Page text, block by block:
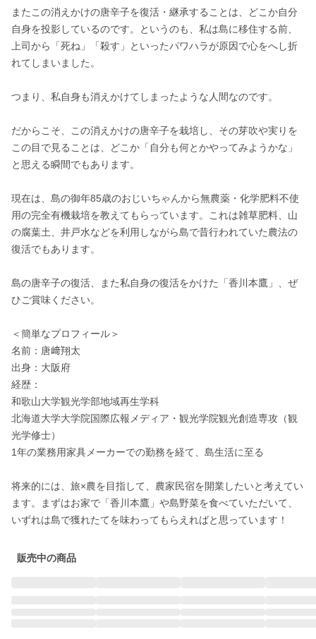
またこの消えかけの唐辛子を復活・継承することは、どこか自分
自身を投影しているのです。というのも、私は島に移住する前、
上司から「死ね」「殺す」といったパワハラが原因で心をへし折
れてしまいました。
つまり、私自身も消えかけてしまったような人間なのです。
だからこそ、この消えかけの唐辛子を栽培し、その芽吹や実りを
この目で見ることは、どこか「自分も何とかやってみようかな」
と思える瞬間でもあります。
現在は、島の御年85歳のおじいちゃんから無農薬・化学肥料不使
用の完全有機栽培を教えてもらっています。これは雑草肥料、山
の腐葉土、井戸水などを利用しながら島で昔行われていた農法の
復活でもあります。
島の唐辛子の復活、また私自身の復活をかけた「香川本鷹」、ぜ
ひご賞味ください。
＜簡単なプロフィール＞
名前：唐﨑翔太
出身：大阪府
経歴：
和歌山大学観光学部地域再生学科
北海道大学大学院国際広報メディア・観光学院観光創造専攻（観
光学修士）
1年の業務用家具メーカーでの勤務を経て、島生活に至る
将来的には、旅×農を目指して、農家民宿を開業したいと考えてい
ます。まずはお家で「香川本鷹」や島野菜を食べていただいて、
販売中の商品